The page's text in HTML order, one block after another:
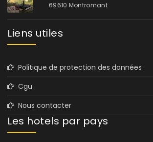
69610 Montromant
Liens utiles
Politique de protection des données
Cgu
Nous contacter
Les hotels par pays